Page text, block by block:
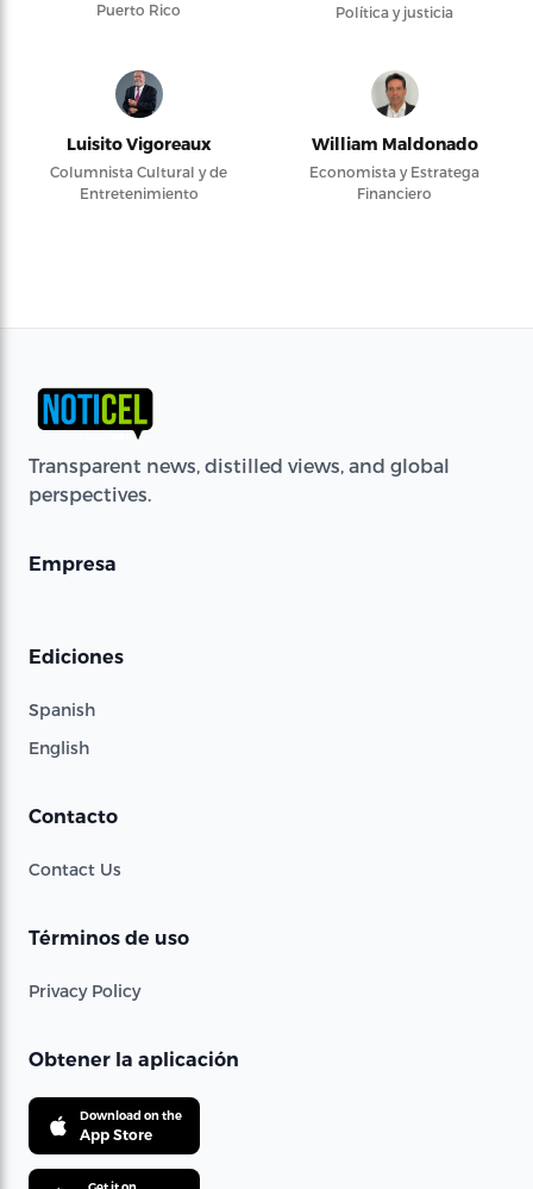
Puerto Rico
Política y justicia
Luisito Vigoreaux
Columnista Cultural y de
Entretenimiento
William Maldonado
Economista y Estratega
Financiero
Transparent news, distilled views, and global
perspectives.
Empresa
Ediciones
Spanish
English
Contacto
Contact Us
Términos de uso
Privacy Policy
Obtener la aplicación
Download on the
App Store